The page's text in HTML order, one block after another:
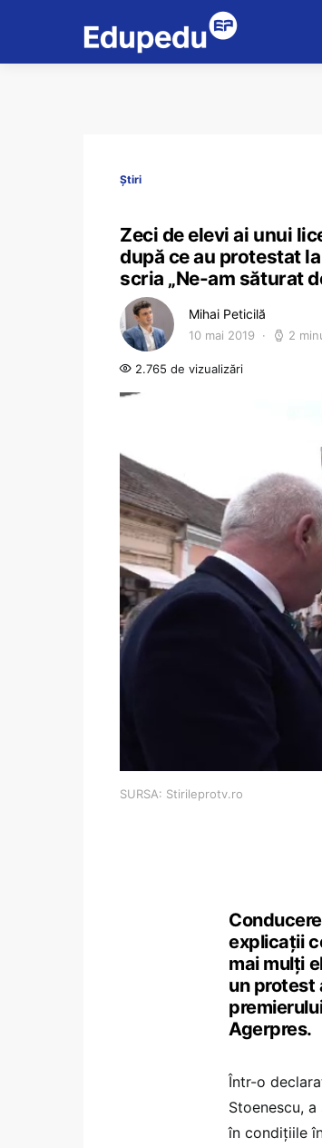
Știri
Zeci de elevi ai unui
după ce au protestat
scria „Ne-am săturat
Mihai Peticilă
10 mai 2019 2
2.765 de vizualizări
SURSA: Stirileprotv.ro
explicaţii
mai mulţi
un protest
Agerpres.
Într-o
Stoenescu,
în condiţiile